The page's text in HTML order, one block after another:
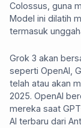
Colossus, guna
Model ini dilatih
termasuk
Grok 3 akan
seperti OpenAI,
telah atau akan
2025. OpenAI
mereka saat
AI terbaru dari